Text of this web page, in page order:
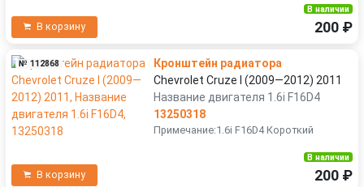
В корзину
В наличии
200 ₽
№ 112868
Кронштейн радиатора
Chevrolet Cruze I (2009—2012) 2011
Название двигателя 1.6i F16D4
13250318
Примечание:1.6i F16D4 Короткий
В корзину
В наличии
200 ₽